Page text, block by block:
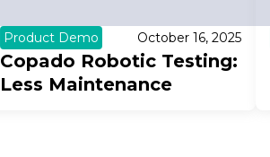
Product Demo October 16, 2025
Copado Robotic Testing:
Less Maintenance